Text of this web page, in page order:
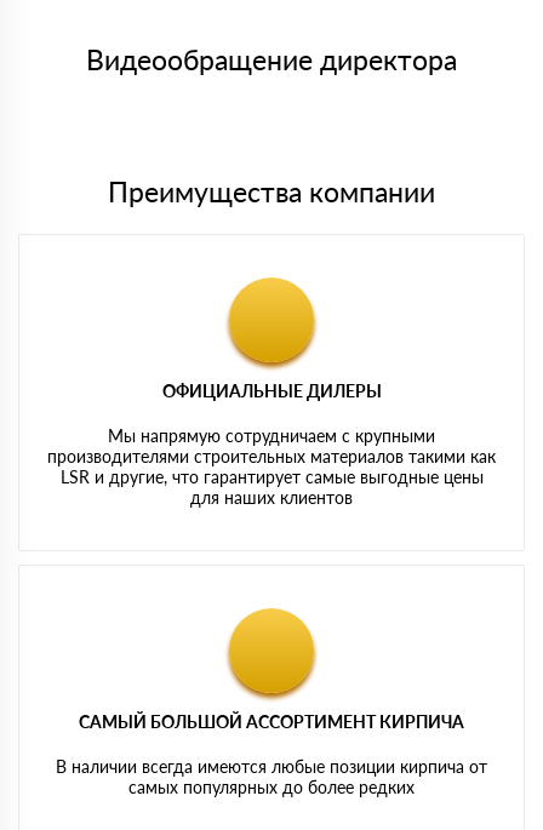
либо Вы забираете товар со склада самовывоза.
Видеообращение директора
Преимущества компании
ОФИЦИАЛЬНЫЕ ДИЛЕРЫ
Мы напрямую сотрудничаем с крупными
производителями строительных материалов такими как
LSR и другие, что гарантирует самые выгодные цены
для наших клиентов
САМЫЙ БОЛЬШОЙ АССОРТИМЕНТ КИРПИЧА
В наличии всегда имеются любые позиции кирпича от
самых популярных до более редких